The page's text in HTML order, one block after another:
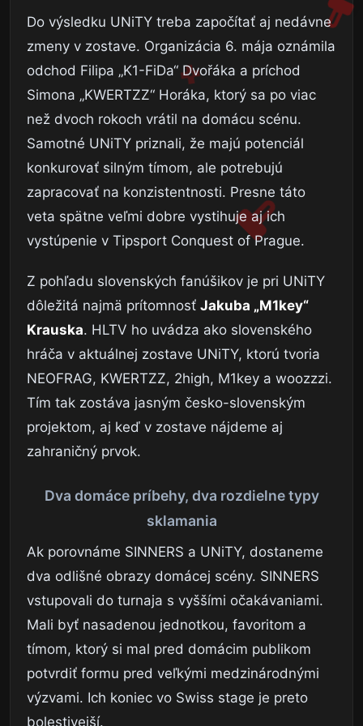
Do výsledku UNiTY treba započítať aj nedávne
zmeny v zostave. Organizácia 6. mája oznámila
odchod Filipa „K1-FiDa“ Dvořáka a príchod
Simona „KWERTZZ“ Horáka, ktorý sa po viac
než dvoch rokoch vrátil na domácu scénu.
Samotné UNiTY priznali, že majú potenciál
konkurovať silným tímom, ale potrebujú
zapracovať na konzistentnosti. Presne táto
veta spätne veľmi dobre vystihuje aj ich
vystúpenie v Tipsport Conquest of Prague.
Z pohľadu slovenských fanúšikov je pri UNiTY
dôležitá najmä prítomnosť Jakuba „M1key“
Krauska. HLTV ho uvádza ako slovenského
hráča v aktuálnej zostave UNiTY, ktorú tvoria
NEOFRAG, KWERTZZ, 2high, M1key a woozzzi.
Tím tak zostáva jasným česko-slovenským
projektom, aj keď v zostave nájdeme aj
zahraničný prvok.
Dva domáce príbehy, dva rozdielne typy
sklamania
Ak porovnáme SINNERS a UNiTY, dostaneme
dva odlišné obrazy domácej scény. SINNERS
vstupovali do turnaja s vyššími očakávaniami.
Mali byť nasadenou jednotkou, favoritom a
tímom, ktorý si mal pred domácim publikom
potvrdiť formu pred veľkými medzinárodnými
výzvami. Ich koniec vo Swiss stage je preto
bolestivejší.